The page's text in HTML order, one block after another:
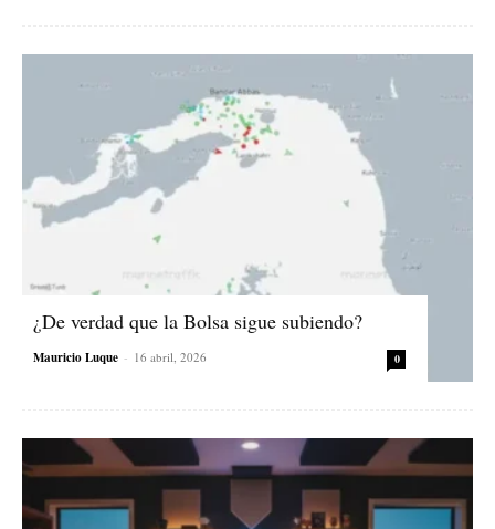
¿De verdad que la Bolsa sigue subiendo?
Mauricio Luque - 16 abril, 2026 0